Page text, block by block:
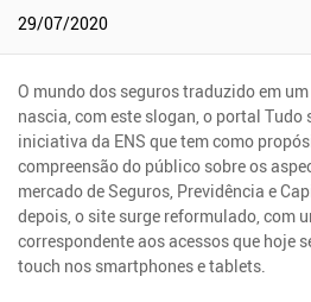
29/07/2020
O mundo dos seguros traduzido em
nascia, com este slogan, o portal Tudo
iniciativa da ENS que tem como
compreensão do público sobre os
mercado de Seguros, Previdência e
depois, o site surge reformulado, com
correspondente aos acessos que hoje
touch nos smartphones e tablets.